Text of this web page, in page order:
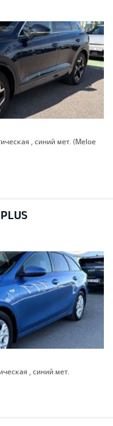
, синий мет. (Meloe
, синий мет.